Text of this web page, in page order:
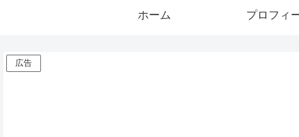
ホーム プロフィ
広告